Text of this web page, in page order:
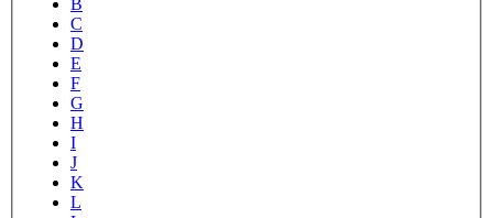
C
D
E
F
G
H
I
J
K
L